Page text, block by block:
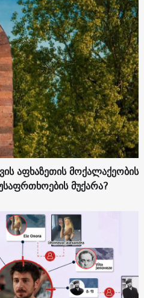
აფხაზეთის მოქალაქეობის
მუქარა?